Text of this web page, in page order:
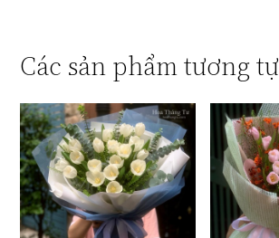
Các sản phẩm tương tự